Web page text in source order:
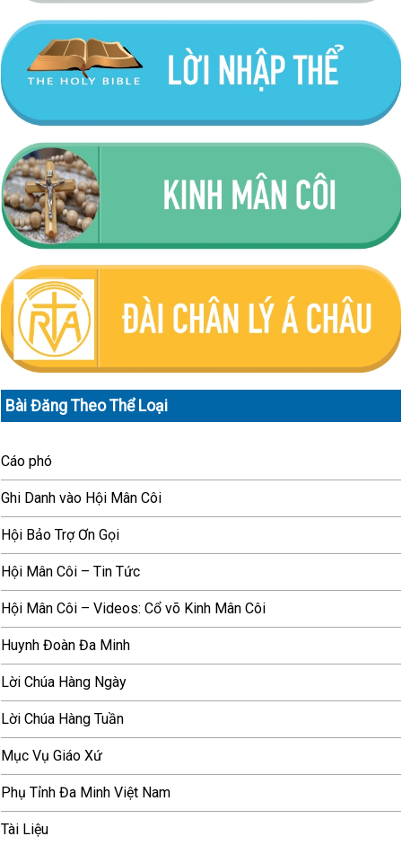
Bài Đăng Theo Thể Loại
Cáo phó
Ghi Danh vào Hội Mân Côi
Hội Bảo Trợ Ơn Gọi
Hội Mân Côi – Tin Tức
Hội Mân Côi – Videos: Cổ võ Kinh Mân Côi
Huynh Đoàn Đa Minh
Lời Chúa Hàng Ngày
Lời Chúa Hàng Tuần
Mục Vụ Giáo Xứ
Phụ Tỉnh Đa Minh Việt Nam
Tài Liệu